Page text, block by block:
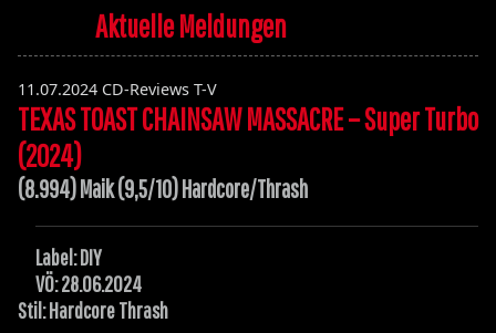
Aktuelle Meldungen
11.07.2024 CD-Reviews T-V
TEXAS TOAST CHAINSAW MASSACRE – Super Turbo
(2024)
(8.994) Maik (9,5/10) Hardcore/Thrash
Label: DIY
VÖ: 28.06.2024
Stil: Hardcore Thrash